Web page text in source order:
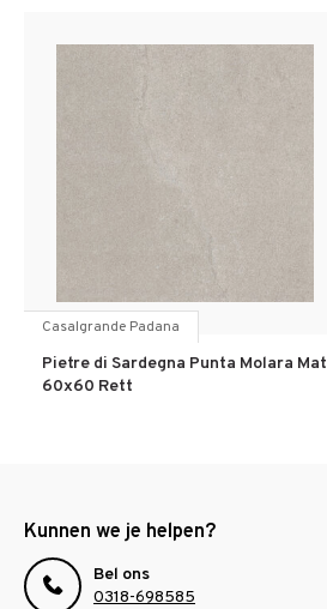
Casalgrande Padana
Pietre di Sardegna Punta Molara Mat
60x60 Rett
Kunnen we je helpen?
Bel ons
0318-698585